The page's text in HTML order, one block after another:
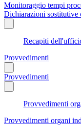
Monitoraggio tempi
Dichiarazioni sostitutive
Recapiti
Provvedimenti
Provvedimenti
Provvedimenti
Provvedimenti organi